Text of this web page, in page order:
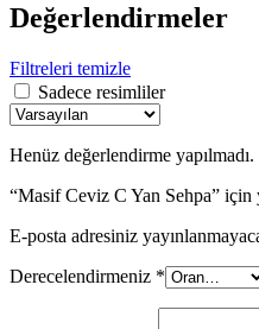
Değerlendirmeler
Filtreleri temizle
Sadece resimliler
Henüz değerlendirme yapılmadı.
“Masif Ceviz C Yan Sehpa”
E-posta adresiniz
Derecelendirmeniz *